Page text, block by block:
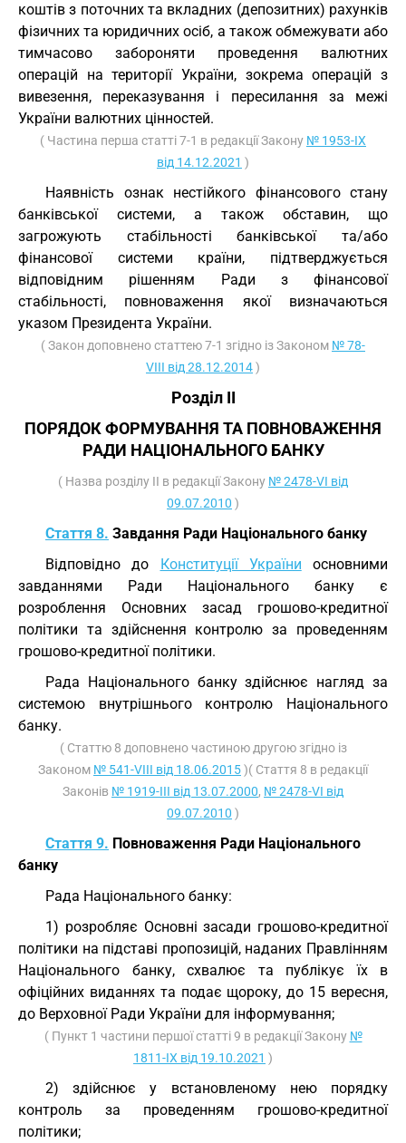
коштів з поточних та вкладних (депозитних) рахунків
фізичних та юридичних осіб, а також обмежувати або
тимчасово забороняти проведення валютних
операцій на території України, зокрема операцій з
вивезення, переказування і пересилання за межі
України валютних цінностей.
( Частина перша статті 7-1 в редакції Закону № 1953-IX
від 14.12.2021 )
Наявність ознак нестійкого фінансового стану
банківської системи, а також обставин, що
загрожують стабільності банківської та/або
фінансової системи країни, підтверджується
відповідним рішенням Ради з фінансової
стабільності, повноваження якої визначаються
указом Президента України.
( Закон доповнено статтею 7-1 згідно із Законом № 78-
VIII від 28.12.2014)
Розділ II
ПОРЯДОК ФОРМУВАННЯ ТА ПОВНОВАЖЕННЯ
РАДИ НАЦІОНАЛЬНОГО БАНКУ
( Назва розділу II в редакції Закону № 2478-VI від
09.07.2010 )
Стаття 8. Завдання Ради Національного банку
Відповідно до Конституції України основними
завданнями Ради Національного банку є
розроблення Основних засад грошово-кредитної
політики та здійснення контролю за проведенням
грошово-кредитної політики.
Рада Національного банку здійснює нагляд за
системою внутрішнього контролю Національного
банку.
( Статтю 8 доповнено частиною другою згідно із
Законом № 541-VIII від 18.06.2015)( Стаття 8 в редакції
Законів № 1919-III від 13.07.2000, № 2478-VI від
09.07.2010 )
Стаття 9. Повноваження Ради Національного
банку
Рада Національного банку:
1) розробляє Основні засади грошово-кредитної
політики на підставі пропозицій, наданих Правлінням
Національного банку, схвалює та публікує їх в
офіційних виданнях та подає щороку, до 15 вересня,
до Верховної Ради України для інформування;
( Пункт 1 частини першої статті 9 в редакції Закону №
1811-IX від 19.10.2021 )
2) здійснює у встановленому нею порядку
контроль за проведенням грошово-кредитної
політики;